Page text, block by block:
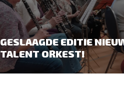
GESLAAGDE EDITIE
TALENT ORKEST!